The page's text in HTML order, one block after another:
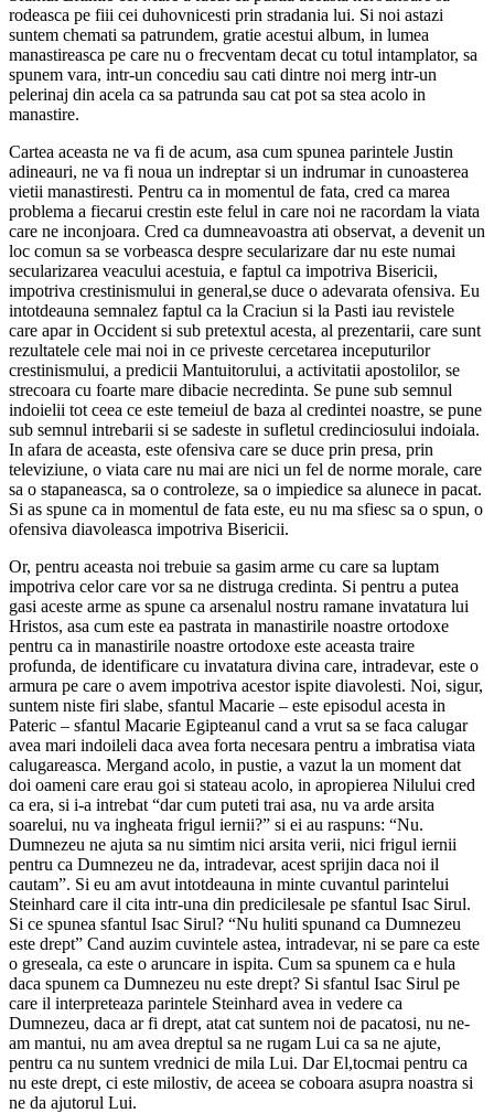
rodeasca pe fiii cei duhovnicesti prin stradania lui. Si noi astazi
suntem chemati sa patrundem, gratie acestui album, in lumea
manastireasca pe care nu o frecventam decat cu totul intamplator, sa
spunem vara, intr-un concediu sau cati dintre noi merg intr-un
pelerinaj din acela ca sa patrunda sau cat pot sa stea acolo in
manastire.
Cartea aceasta ne va fi de acum, asa cum spunea parintele Justin
adineauri, ne va fi noua un indreptar si un indrumar in cunoasterea
vietii manastiresti. Pentru ca in momentul de fata, cred ca marea
problema a fiecarui crestin este felul in care noi ne racordam la viata
care ne inconjoara. Cred ca dumneavoastra ati observat, a devenit un
loc comun sa se vorbeasca despre secularizare dar nu este numai
secularizarea veacului acestuia, e faptul ca impotriva Bisericii,
impotriva crestinismului in general,se duce o adevarata ofensiva. Eu
intotdeauna semnalez faptul ca la Craciun si la Pasti iau revistele
care apar in Occident si sub pretextul acesta, al prezentarii, care sunt
rezultatele cele mai noi in ce priveste cercetarea inceputurilor
crestinismului, a predicii Mantuitorului, a activitatii apostolilor, se
strecoara cu foarte mare dibacie necredinta. Se pune sub semnul
indoielii tot ceea ce este temeiul de baza al credintei noastre, se pune
sub semnul intrebarii si se sadeste in sufletul credinciosului indoiala.
In afara de aceasta, este ofensiva care se duce prin presa, prin
televiziune, o viata care nu mai are nici un fel de norme morale, care
sa o stapaneasca, sa o controleze, sa o impiedice sa alunece in pacat.
Si as spune ca in momentul de fata este, eu nu ma sfiesc sa o spun, o
ofensiva diavoleasca impotriva Bisericii.
Or, pentru aceasta noi trebuie sa gasim arme cu care sa luptam
impotriva celor care vor sa ne distruga credinta. Si pentru a putea
gasi aceste arme as spune ca arsenalul nostru ramane invatatura lui
Hristos, asa cum este ea pastrata in manastirile noastre ortodoxe
pentru ca in manastirile noastre ortodoxe este aceasta traire
profunda, de identificare cu invatatura divina care, intradevar, este o
armura pe care o avem impotriva acestor ispite diavolesti. Noi, sigur,
suntem niste firi slabe, sfantul Macarie – este episodul acesta in
Pateric – sfantul Macarie Egipteanul cand a vrut sa se faca calugar
avea mari indoileli daca avea forta necesara pentru a imbratisa viata
calugareasca. Mergand acolo, in pustie, a vazut la un moment dat
doi oameni care erau goi si stateau acolo, in apropierea Nilului cred
ca era, si i-a intrebat “dar cum puteti trai asa, nu va arde arsita
soarelui, nu va ingheata frigul iernii?” si ei au raspuns: “Nu.
Dumnezeu ne ajuta sa nu simtim nici arsita verii, nici frigul iernii
pentru ca Dumnezeu ne da, intradevar, acest sprijin daca noi il
cautam”. Si eu am avut intotdeauna in minte cuvantul parintelui
Steinhard care il cita intr-una din predicilesale pe sfantul Isac Sirul.
Si ce spunea sfantul Isac Sirul? “Nu huliti spunand ca Dumnezeu
este drept” Cand auzim cuvintele astea, intradevar, ni se pare ca este
o greseala, ca este o aruncare in ispita. Cum sa spunem ca e hula
daca spunem ca Dumnezeu nu este drept? Si sfantul Isac Sirul pe
care il interpreteaza parintele Steinhard avea in vedere ca
Dumnezeu, daca ar fi drept, atat cat suntem noi de pacatosi, nu ne-
am mantui, nu am avea dreptul sa ne rugam Lui ca sa ne ajute,
pentru ca nu suntem vrednici de mila Lui. Dar El,tocmai pentru ca
nu este drept, ci este milostiv, de aceea se coboara asupra noastra si
ne da ajutorul Lui.